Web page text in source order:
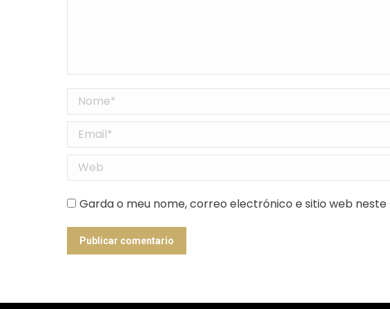
Nome *
Email *
Web
Garda o meu nome, correo electrónico e sitio web
Publicar comentario